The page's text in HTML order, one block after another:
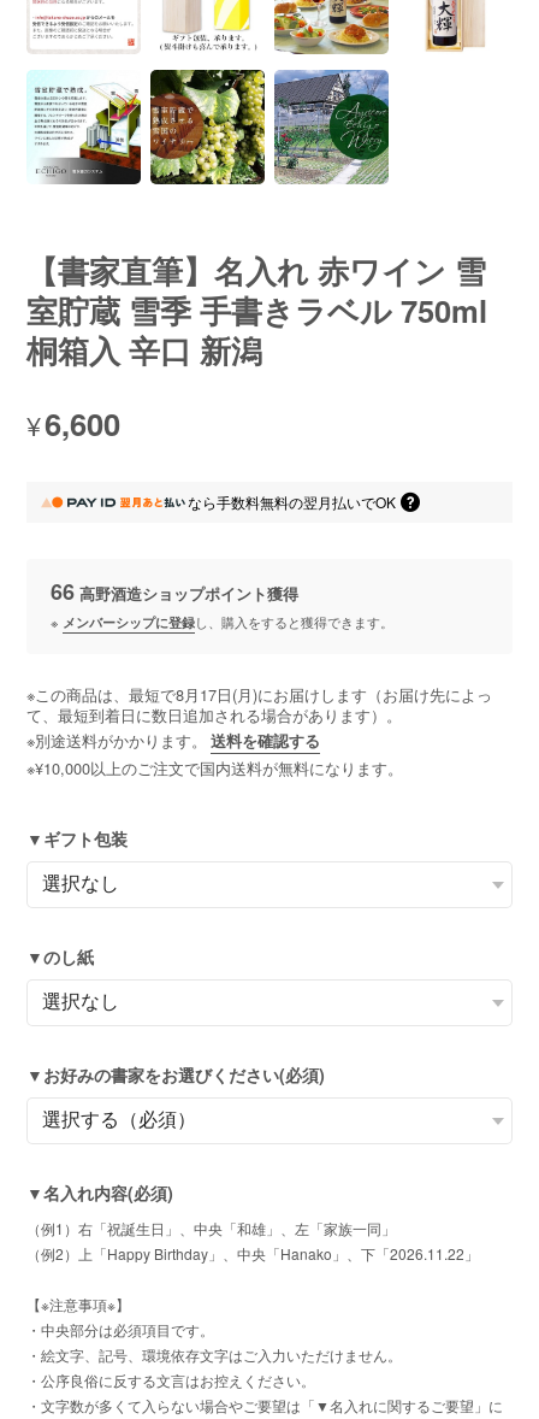
【書家直筆】名入れ 赤ワイン 雪
室貯蔵 雪季 手書きラベル 750ml
桐箱入 辛口 新潟
¥6,600
なら手数料無料の翌月払いでOK
66 高野酒造ショップポイント獲得
※ メンバーシップに登録し、購入をすると獲得できます。
※この商品は、最短で8月17日(月)にお届けします（お届け先によっ
て、最短到着日に数日追加される場合があります）。
※別途送料がかかります。
送料を確認する
※¥10,000以上のご注文で国内送料が無料になります。
▼ギフト包装
▼のし紙
▼お好みの書家をお選びください(必須)
▼名入れ内容(必須)
（例1）右「祝誕生日」、中央「和雄」、左「家族一同」
（例2）上「Happy Birthday」、中央「Hanako」、下「2026.11.22」
【※注意事項※】
・中央部分は必須項目です。
・絵文字、記号、環境依存文字はご入力いただけません。
・公序良俗に反する文言はお控えください。
・文字数が多くて入らない場合やご要望は「▼名入れに関するご要望」に